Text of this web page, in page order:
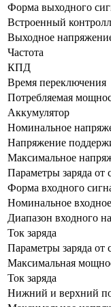
Форма выходного
Встроенный
Выходное
Частота
КПД
Время переключения
Потребляемая
Аккумулятор
Номинальное
Напряжение
Максимальное
Параметры заряда от
Форма входного
Номинальное
Диапазон входного
Ток заряда
Параметры заряда от
Максимальная
Ток заряда
Нижний и верхний